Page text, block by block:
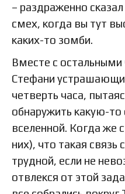
– раздраженно
смех, когда вы тут
каких-то зомби.
Вместе с
Стефани
четверть часа,
обнаружить какую-то
вселенной. Когда же
них), что такая связь
трудной, если не
отвлекся от этой